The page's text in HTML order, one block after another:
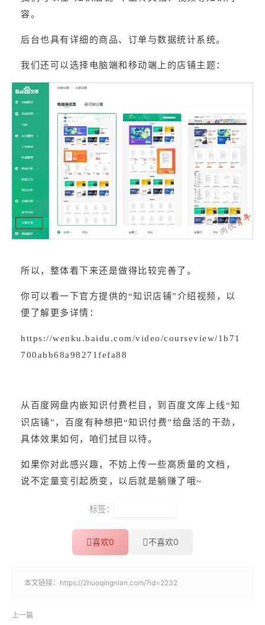
容。
后台也具有详细的商品、订单与数据统计系统。
我们还可以选择电脑端和移动端上的店铺主题：
所以，整体看下来还是做得比较完善了。
你可以看一下官方提供的“知识店铺”介绍视频，以
便了解更多详情：
https://wenku.baidu.com/video/courseview/1b71
700abb68a98271fefa88
从百度网盘内嵌知识付费栏目，到百度文库上线“知
识店铺”，百度有种想把“知识付费”给盘活的干劲，
具体效果如何，咱们拭目以待。
如果你对此感兴趣，不妨上传一些高质量的文档，
说不定量变引起质变，以后就是躺赚了哦~
标签：
喜欢0 不喜欢0
本文链接： https://2huoqingnian.com/?id=2232
上一篇